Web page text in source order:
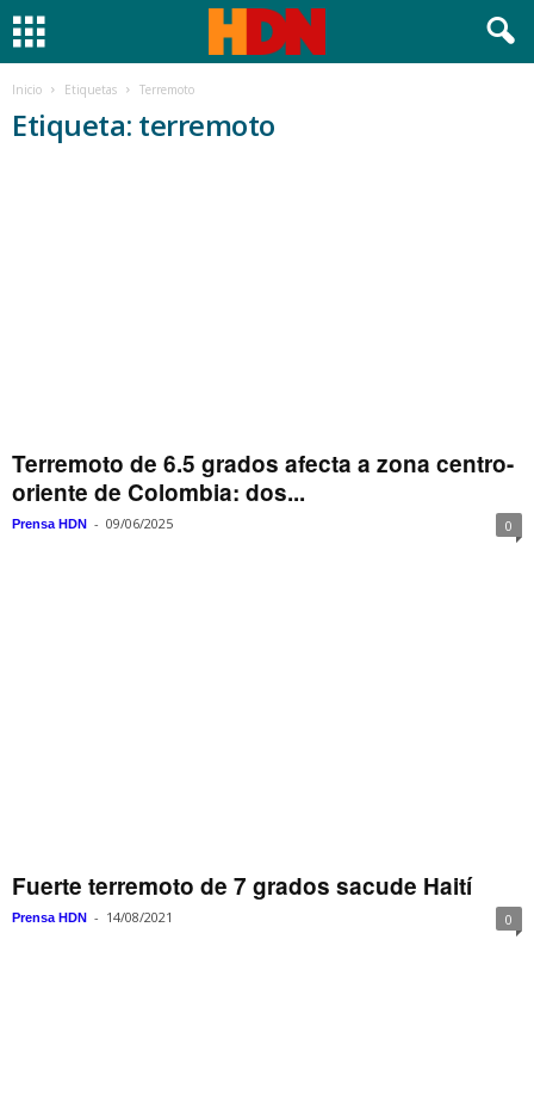
Inicio Etiquetas Terremoto
Etiqueta: terremoto
Terremoto de 6.5 grados afecta a zona centro-
oriente de Colombia: dos...
Prensa HDN - 09/06/2025 0
Fuerte terremoto de 7 grados sacude Haití
Prensa HDN - 14/08/2021 0